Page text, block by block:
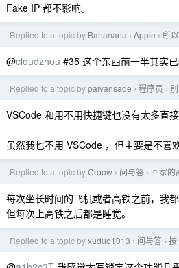
Fake IP 都不影响。
Replied to a topic by Bananana › Apple › 所
@cloudzhou #35 这个东西前一半其实
Replied to a topic bypaivansade › 程序员 ›
VSCode 和用不用快捷键也没有太多直
虽然我也不用 VSCode ，但主要是不喜
Replied to a topic byCroow › 问与答 › 回家的
每次坐长时间的飞机或者高铁之前，我
但每次上高铁之后都是睡觉。
Replied to a topic byxuduo1013 › 问与答 › 按